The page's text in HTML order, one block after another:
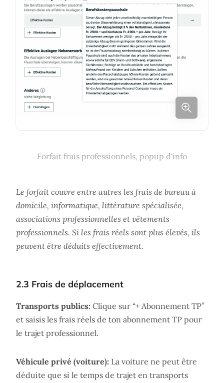
Forfait frais professionnels, popup d'info
Le forfait couvre entre autres les frais de bureau à
domicile, informatique, littérature spécialisée,
associations professionnelles et vêtements
professionnels. Si les frais réels sont plus élevés, ils
peuvent être déduits effectivement.
2.3 Frais de déplacement
Transports publics: Clique sur “+ Abonnement TP”
et saisis les frais réels de ton abonnement TP pour
le trajet professionnel.
Véhicule privé (voiture): La voiture ne peut être
déduite que si le temps de trajet en transports